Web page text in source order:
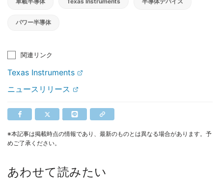
パワー半導体
関連リンク
Texas Instruments
ニュースリリース
※本記事は掲載時点の情報であり、最新のものとは異なる場合があります。予
めご了承ください。
あわせて読みたい